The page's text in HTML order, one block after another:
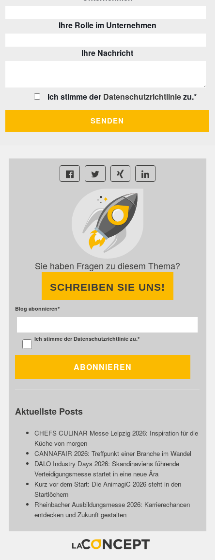
Ihre Rolle im Unternehmen
Ihre Nachricht
Ich stimme der Datenschutzrichtliniezu.*
Sie haben Fragen zu diesem Thema?
SCHREIBEN SIE UNS!
Blog abonnieren*
Ich stimme der Datenschutzrichtlinie zu.*
Aktuellste Posts
CHEFS CULINAR Messe Leipzig 2026: Inspiration für die
Küche von morgen
CANNAFAIR 2026: Treffpunkt einer Branche im Wandel
DALO Industry Days 2026: Skandinaviens führende
Verteidigungsmesse startet in eine neue Ära
Kurz vor dem Start: Die AnimagiC 2026 steht in den
Startlöchern
Rheinbacher Ausbildungsmesse 2026: Karrierechancen
entdecken und Zukunft gestalten